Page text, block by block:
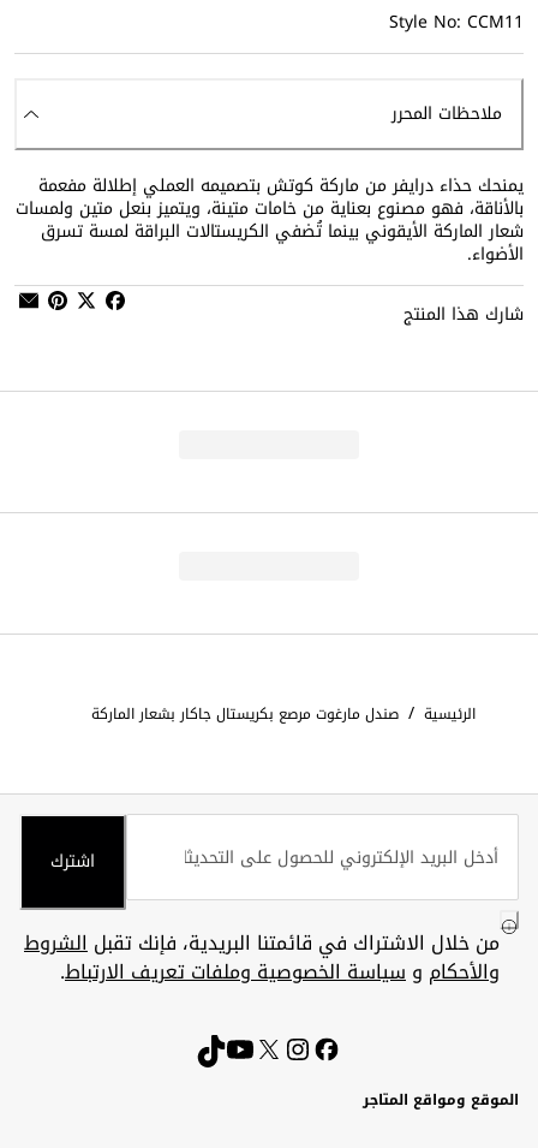
Style No: CCM11
ملاحظات المحرر
يمنحك حذاء درايفر من ماركة كوتش بتصميمه العملي إطلالة مفعمة
بالأناقة، فهو مصنوع بعناية من خامات متينة، ويتميز بنعل متين ولمسات
شعار الماركة الأيقوني بينما تُضفي الكريستالات البراقة لمسة تسرق
الأضواء.
شارك هذا المنتج
الرئيسية / صندل مارغوت مرصع بكريستال جاكار بشعار الماركة
اشترك
من خلال الاشتراك في قائمتنا البريدية، فإنك تقبلالشروط
والأحكام وسياسة الخصوصية وملفات تعريف الارتباط.
الموقع ومواقع المتاجر